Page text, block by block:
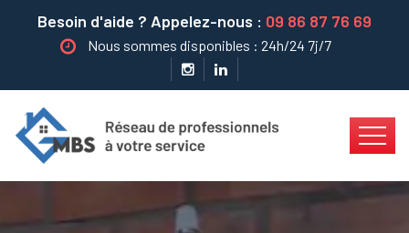
Besoin d'aide ? Appelez-nous : 09 86 87 76 69
Nous sommes disponibles : 24h/24 7j/7